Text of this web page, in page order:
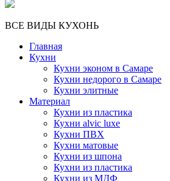
ВСЕ ВИДЫ КУХОНЬ
Главная
Кухни
Кухни эконом в Самаре
Кухни недорого в Самаре
Кухни элитные
Материал
Кухни из пластика
Кухни alvic luxe
Кухни ПВХ
Кухни матовые
Кухни из шпона
Кухни из пластика
Кухни из МДФ